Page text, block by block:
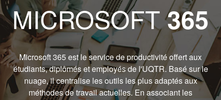
MICROSOFT365
Microsoft 365 est le service de productivité offert aux
étudiants, diplômés et employés de l'UQTR. Basé sur le
nuage, il centralise les outils les plus adaptés aux
méthodes de travail actuelles. En associant les